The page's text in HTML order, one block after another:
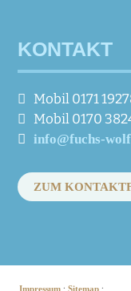
KONTAKT
Mobil 0171
Mobil 0170
info@fuchs-
ZUM
Impressum ·Sitemap ·